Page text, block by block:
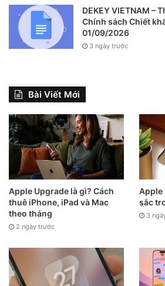
DEKEY VIETNAM –
Chính sách Chiết
01/09/2026
3 ngày trước
Bài Viết Mới
Apple Upgrade là gì? Cách
thuê iPhone, iPad và Mac
theo tháng
2 ngày trước
Apple
sắc
3